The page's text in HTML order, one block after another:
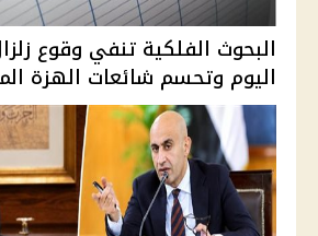
البحوث الفلكية تنفي وقوع
اليوم وتحسم شائعات الهزة